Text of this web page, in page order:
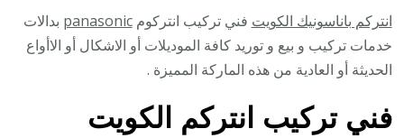
انتركم باناسونيك الكويت فني تركيب انتركومpanasonic بدالات
خدمات تركيب و بيع و توريد كافة الموديلات أو الاشكال أو الاأواع
الحديثة أو العادية من هذه الماركة المميزة .
فني تركيب انتركم الكويت